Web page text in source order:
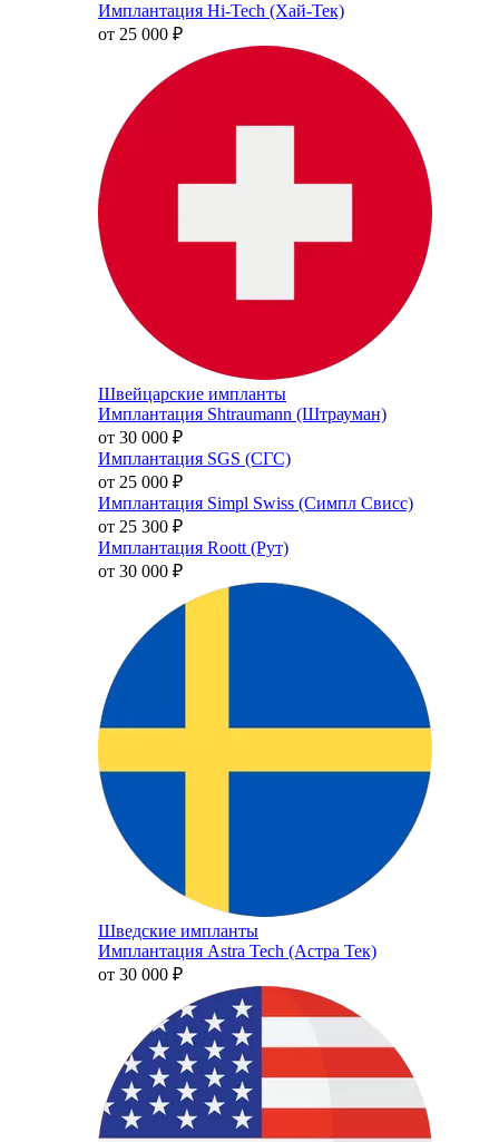
Имплантация Hi-Tech (Хай-Тек)
от 25 000 ₽
Швейцарские импланты
Имплантация Shtraumann (Штрауман)
от 30 000 ₽
Имплантация SGS (СГС)
от 25 000 ₽
Имплантация Simpl Swiss (Симпл Свисс)
от 25 300 ₽
Имплантация Roott (Рут)
от 30 000 ₽
Шведские импланты
Имплантация Astra Tech (Астра Тек)
от 30 000 ₽